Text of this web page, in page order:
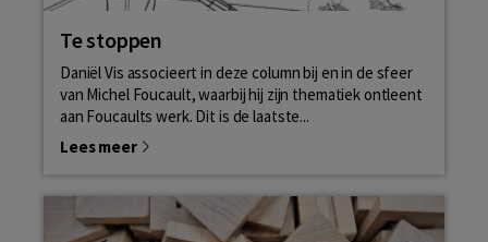
Te stoppen
Daniël Vis associeert in deze column bij en in de sfeer
van Michel Foucault, waarbij hij zijn thematiek ontleent
aan Foucaults werk. Dit is de laatste...
Lees meer